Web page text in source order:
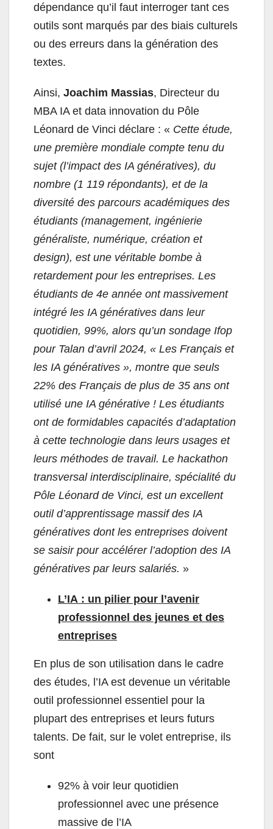
dépendance qu’il faut interroger tant ces
outils sont marqués par des biais culturels
ou des erreurs dans la génération des
textes.
Ainsi, Joachim Massias, Directeur du
MBA IA et data innovation du Pôle
Léonard de Vinci déclare : « Cette étude,
une première mondiale compte tenu du
sujet (l’impact des IA génératives), du
nombre (1 119 répondants), et de la
diversité des parcours académiques des
étudiants (management, ingénierie
généraliste, numérique, création et
design), est une véritable bombe à
retardement pour les entreprises. Les
étudiants de 4e année ont massivement
intégré les IA génératives dans leur
quotidien, 99%, alors qu’un sondage Ifop
pour Talan d’avril 2024, « Les Français et
les IA génératives », montre que seuls
22% des Français de plus de 35 ans ont
utilisé une IA générative ! Les étudiants
ont de formidables capacités d’adaptation
à cette technologie dans leurs usages et
leurs méthodes de travail. Le hackathon
transversal interdisciplinaire, spécialité du
Pôle Léonard de Vinci, est un excellent
outil d’apprentissage massif des IA
génératives dont les entreprises doivent
se saisir pour accélérer l’adoption des IA
génératives par leurs salariés. »
L’IA : un pilier pour l’avenir
professionnel des jeunes et des
entreprises
En plus de son utilisation dans le cadre
des études, l’IA est devenue un véritable
outil professionnel essentiel pour la
plupart des entreprises et leurs futurs
talents. De fait, sur le volet entreprise, ils
sont
92% à voir leur quotidien
professionnel avec une présence
massive de l’IA